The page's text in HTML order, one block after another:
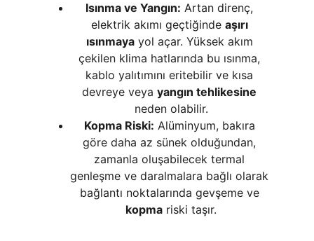
Isınma ve Yangın: Artan direnç,
elektrik akımı geçtiğinde aşırı
ısınmaya yol açar. Yüksek akım
çekilen klima hatlarında bu ısınma,
kablo yalıtımını eritebilir ve kısa
devreye veya yangın tehlikesine
neden olabilir.
Kopma Riski: Alüminyum, bakıra
göre daha az sünek olduğundan,
zamanla oluşabilecek termal
genleşme ve daralmalara bağlı olarak
bağlantı noktalarında gevşeme ve
kopma riski taşır.